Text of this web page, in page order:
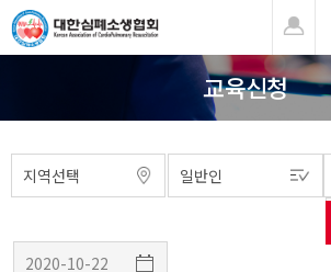
교육신청